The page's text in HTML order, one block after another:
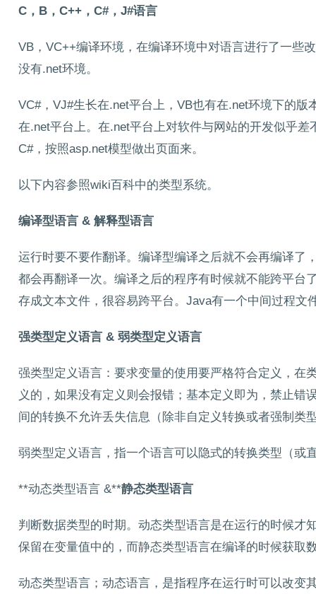
C，B，C++，C#，J#语言
VB，VC++编译环境，在编译环境中对语言进行了一些
没有.net环境。
VC#，VJ#生长在.net平台上，VB也有在.net环境下的版
在.net平台上。在.net平台上对软件与网站的开发似乎差
C#，按照asp.net模型做出页面来。
以下内容参照wiki百科中的类型系统。
编译型语言 & 解释型语言
运行时要不要作翻译。编译型编译之后就不会再编译了
都会再翻译一次。编译之后的程序有时候就不能跨平台
存成文本文件，很容易跨平台。Java有一个中间过程文
强类型定义语言 & 弱类型定义语言
强类型定义语言：要求变量的使用要严格符合定义，在
义的，如果没有定义则会报错；基本定义即为，禁止错
间的转换不允许丢失信息（除非自定义转换或者强制类
弱类型定义语言，指一个语言可以隐式的转换类型（或
**动态类型语言 &**静态类型语言
判断数据类型的时期。动态类型语言是在运行的时候才
保留在变量值中的，而静态类型语言在编译的时候获取
动态类型语言；动态语言，是指程序在运行时可以改变